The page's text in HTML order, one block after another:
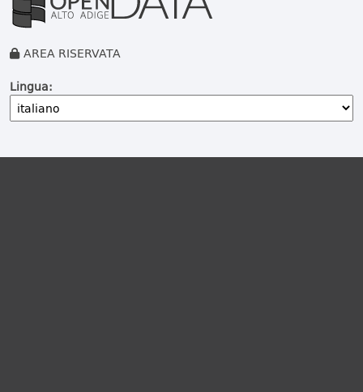
AREA RISERVATA
Lingua